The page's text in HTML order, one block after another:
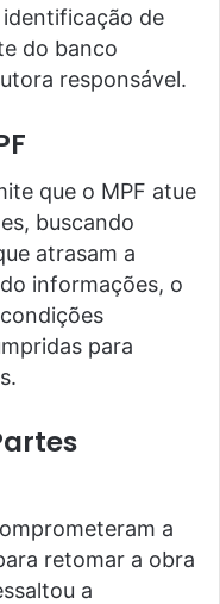
de
do banco
responsável.
que o MPF atue
buscando
atrasam a
informações, o
para
a
retomar a obra
a